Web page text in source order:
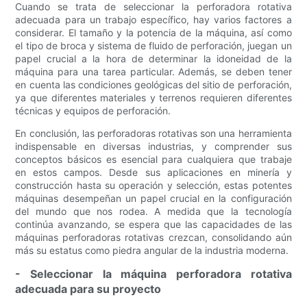
Cuando se trata de seleccionar la perforadora rotativa
adecuada para un trabajo específico, hay varios factores a
considerar. El tamaño y la potencia de la máquina, así como
el tipo de broca y sistema de fluido de perforación, juegan un
papel crucial a la hora de determinar la idoneidad de la
máquina para una tarea particular. Además, se deben tener
en cuenta las condiciones geológicas del sitio de perforación,
ya que diferentes materiales y terrenos requieren diferentes
técnicas y equipos de perforación.
En conclusión, las perforadoras rotativas son una herramienta
indispensable en diversas industrias, y comprender sus
conceptos básicos es esencial para cualquiera que trabaje
en estos campos. Desde sus aplicaciones en minería y
construcción hasta su operación y selección, estas potentes
máquinas desempeñan un papel crucial en la configuración
del mundo que nos rodea. A medida que la tecnología
continúa avanzando, se espera que las capacidades de las
máquinas perforadoras rotativas crezcan, consolidando aún
más su estatus como piedra angular de la industria moderna.
- Seleccionar la máquina perforadora rotativa
adecuada para su proyecto